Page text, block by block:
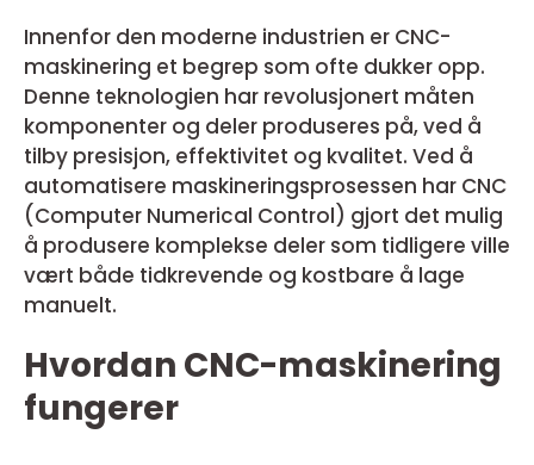
Innenfor den moderne industrien er CNC-
maskinering et begrep som ofte dukker opp.
Denne teknologien har revolusjonert måten
komponenter og deler produseres på, ved å
tilby presisjon, effektivitet og kvalitet. Ved å
automatisere maskineringsprosessen har CNC
(Computer Numerical Control) gjort det mulig
å produsere komplekse deler som tidligere ville
vært både tidkrevende og kostbare å lage
manuelt.
Hvordan CNC-maskinering
fungerer